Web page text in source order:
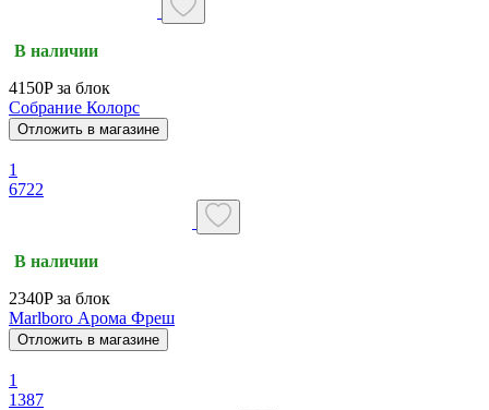
В наличии
4150P за блок
Собрание Колорс
Отложить в магазине
1
6722
В наличии
2340P за блок
Marlboro Арома Фреш
Отложить в магазине
1
1387